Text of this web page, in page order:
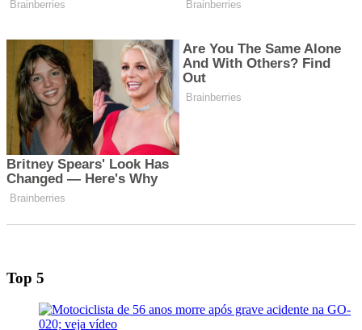
Top 5